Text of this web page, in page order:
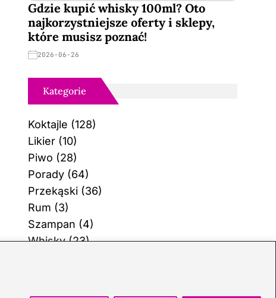
Gdzie kupić whisky 100ml? Oto
najkorzystniejsze oferty i sklepy,
które musisz poznać!
2026-06-26
Kategorie
Koktajle (128)
Likier(10)
Piwo (28)
Porady(64)
Przekąski(36)
Rum (3)
Szampan (4)
Whisky(23)